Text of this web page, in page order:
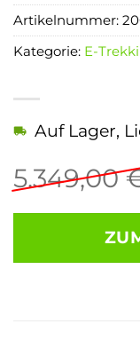
5.349,00
Auf Lager,
Artikelnummer:
Kategorie: E-